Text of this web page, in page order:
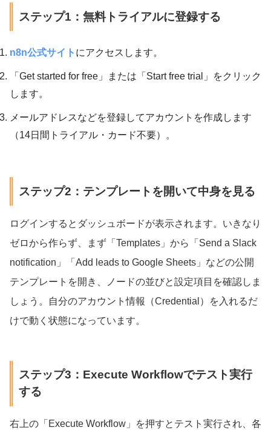
ステップ1：無料トライアルに登録する
n8n公式サイト にアクセスします。
「Get started for free」または「Start free trial」をクリック
します。
メールアドレスなどを登録してアカウントを作成します
（14日間トライアル・カード不要）。
ステップ2：テンプレートを開いて中身を見る
ログインするとダッシュボードが表示されます。いきなり
ゼロから作らず、まず「Templates」から「Send a Slack
notification」「Add leads to Google Sheets」などの公開
テンプレートを開き、ノードの並びと設定項目を確認しま
しょう。自分のアカウント情報（Credential）を入れるだ
けで動く状態になっています。
ステップ3：Execute Workflowでテスト実行
する
右上の「Execute Workflow」を押すとテスト実行され、各